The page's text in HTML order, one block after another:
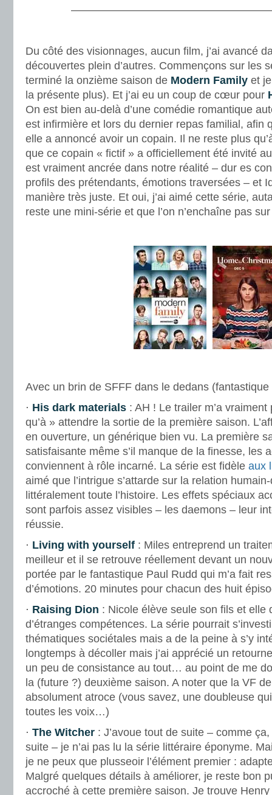
Du côté des visionnages, aucun film, j’ai avancé
découvertes plein d’autres. Commençons sur les
terminé la onzième saison de Modern Family et
la présente plus). Et j’ai eu un coup de cœur pour
On est bien au-delà d’une comédie romantique
est infirmière et lors du dernier repas familial, afin
elle a annoncé avoir un copain. Il ne reste plus
que ce copain « fictif » a officiellement été invité
est vraiment ancrée dans notre réalité – dur es
profils des prétendants, émotions traversées – et
manière très juste. Et oui, j’ai aimé cette série,
reste une mini-série et que l’on n’enchaîne pas
Avec un brin de SFFF dans le dedans
⋅ His dark materials : AH ! Le trailer m’a
qu’à » attendre la sortie de la première saison.
en ouverture, un générique bien vu. La première
satisfaisante même s’il manque de la finesse, les
conviennent à rôle incarné. La série est fidèle aux
aimé que l’intrigue s’attarde sur la relation
littéralement toute l’histoire. Les effets spéciaux
sont parfois assez visibles – les daemons – leur
réussie.
⋅ Living with yourself : Miles entreprend un
meilleur et il se retrouve réellement devant un
portée par le fantastique Paul Rudd qui m’a fait
d’émotions. 20 minutes pour chacun des huit
⋅ Raising Dion : Nicole élève seule son fils et elle
d’étranges compétences. La série pourrait
thématiques sociétales mais a de la peine à s’y
longtemps à décoller mais j’ai apprécié un
un peu de consistance au tout… au point de me
la (future ?) deuxième saison. A noter que la VF
absolument atroce (vous savez, une doubleuse
toutes les voix…)
⋅ The Witcher : J’avoue tout de suite – comme
suite – je n’ai pas lu la série littéraire éponyme.
je ne peux que plusseoir l’élément premier :
Malgré quelques détails à améliorer, je reste bon
accroché à cette première saison. Je trouve